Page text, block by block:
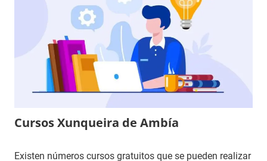
Cursos Xunqueira de Ambía
Existen números cursos gratuitos que se pueden realizar